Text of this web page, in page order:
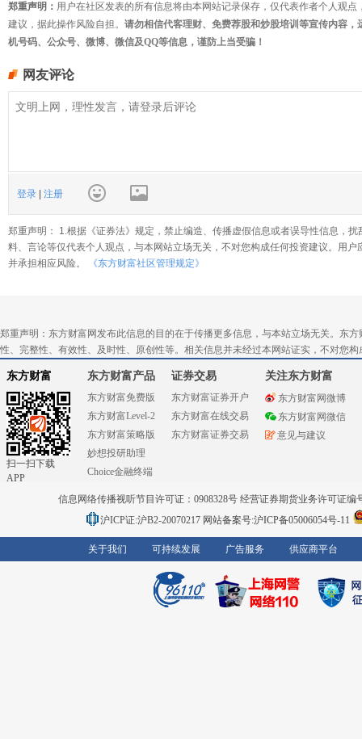
郑重声明： 用户在社区发表的所有信息将由本网站记录保存，仅代表作者个人观
建议，据此操作风险自担。 请勿相信代客理财、免费荐股和炒股培训等宣传内容
机号码、公众号、微博、微信及QQ等信息，谨防上当受骗！
网友评论
登录 注册
郑重声明： 1.根据《证券法》规定，禁止编造、传播虚假信息或者误导性信息，
料、言论等仅代表个人观点，与本网站立场无关，不对您构成任何投资建议。用
并承担相应风险。
《东方财富社区管理规定》
郑重声明：东方财富网发布此信息的目的在于传播更多信息，与本站立场无关。东
性、完整性、有效性、及时性、原创性等。相关信息并未经过本网站证实，不对您
东方财富
扫一扫下载
APP
东方财富产品
东方财富免费版
东方财富Level-2
东方财富策略版
妙想投研助理
Choice金融终端
证券交易
东方财富证券开户
东方财富在线交易
东方财富证券交易
关注东方财富
东方财富网微博
东方财富网微信
意见与建议
信息网络传播视听节目许可证：0908328号 经营证券期货业务许可证编
沪ICP证:沪B2-20070217 网站备案号:沪ICP备05006054号-11
关于我们 可持续发展 广告服务 供应商平台